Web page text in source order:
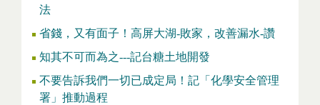
法
省錢，又有面子！高屏大湖-敗家，改善漏水-讚
知其不可而為之---記台糖土地開發
不要告訴我們一切已成定局！記「化學安全管理
署」推動過程